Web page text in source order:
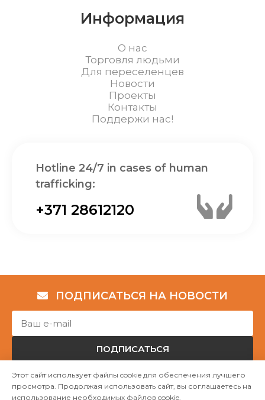
Информация
О нас
Торговля людьми
Для переселенцев
Новости
Проекты
Контакты
Поддержи нас!
Hotline 24/7 in cases of human
trafficking:
+371 28612120
ПОДПИСАТЬСЯ НА НОВОСТИ
ПОДПИСАТЬСЯ
Авторские права © НГО „Убежище "Надёжный дом""
Этот сайт использует файлы cookie для обеспечения лучшего
просмотра. Продолжая использовать сайт, вы соглашаетесь на
использование необходимых файлов cookie.